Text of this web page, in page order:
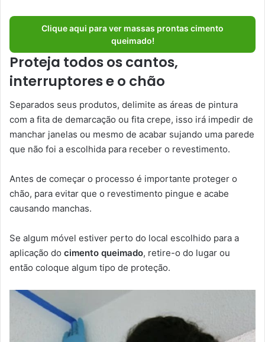
Clique aqui para ver massas prontas cimento
queimado!
Proteja todos os cantos,
interruptores e o chão
Separados seus produtos, delimite as áreas de pintura
com a fita de demarcação ou fita crepe, isso irá impedir de
manchar janelas ou mesmo de acabar sujando uma parede
que não foi a escolhida para receber o revestimento.
Antes de começar o processo é importante proteger o
chão, para evitar que o revestimento pingue e acabe
causando manchas.
Se algum móvel estiver perto do local escolhido para a
aplicação do cimento queimado, retire-o do lugar ou
então coloque algum tipo de proteção.